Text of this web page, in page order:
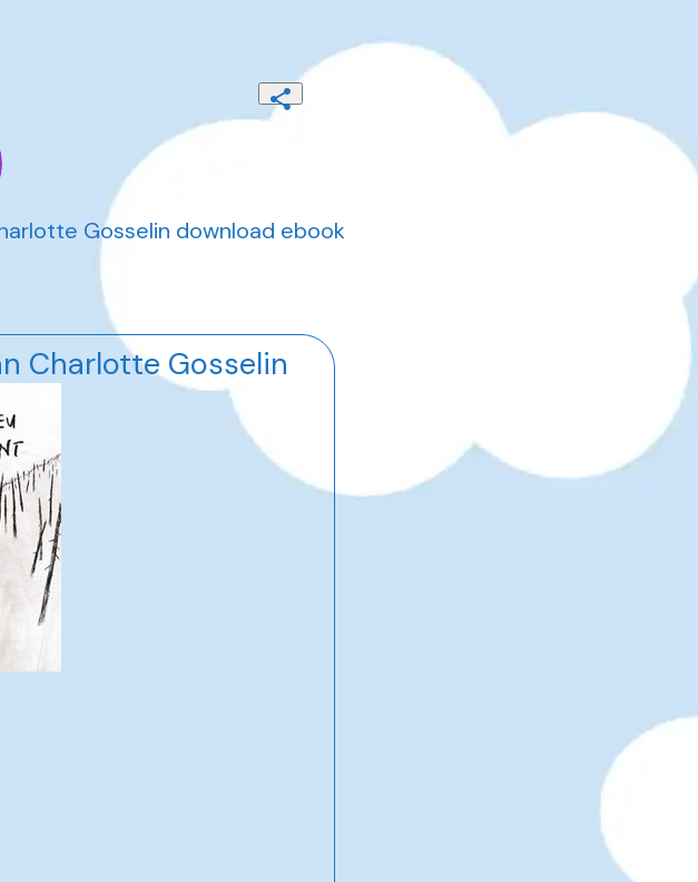
Gosselin download ebook
Charlotte Gosselin